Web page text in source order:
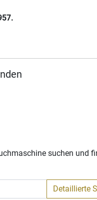
suchen und
Detaillierte